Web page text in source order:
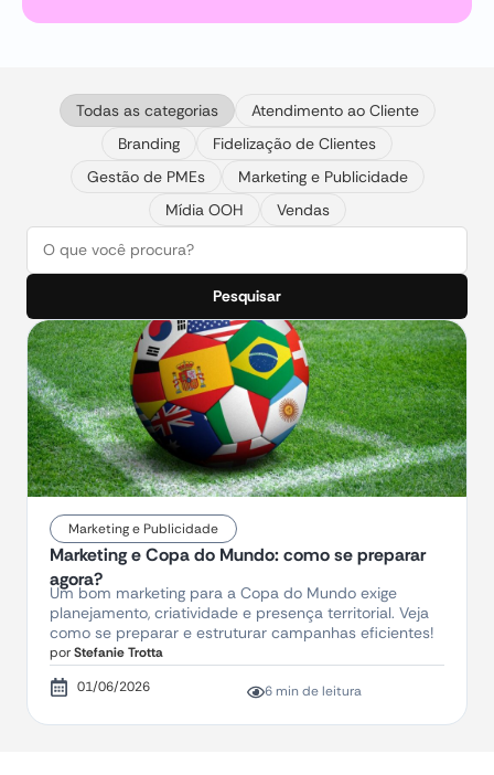
Todas as categorias
Atendimento ao Cliente
Branding
Fidelização de Clientes
Gestão de PMEs
Marketing e Publicidade
Mídia OOH
Vendas
Pesquisar
Marketing e Publicidade
Marketing e Copa do Mundo: como se preparar
agora?
Um bom marketing para a Copa do Mundo exige
planejamento, criatividade e presença territorial. Veja
como se preparar e estruturar campanhas eficientes!
porStefanie Trotta
01/06/2026
6 min de leitura